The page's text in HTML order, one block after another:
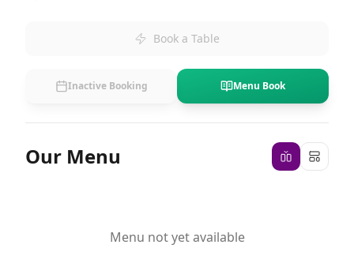
Book a Table
Inactive Booking Menu Book
Our Menu
Menu not yet available